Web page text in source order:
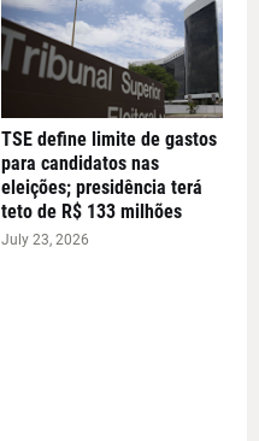
TSE define limite de gastos
para candidatos nas
eleições; presidência terá
teto de R$ 133 milhões
July 23, 2026